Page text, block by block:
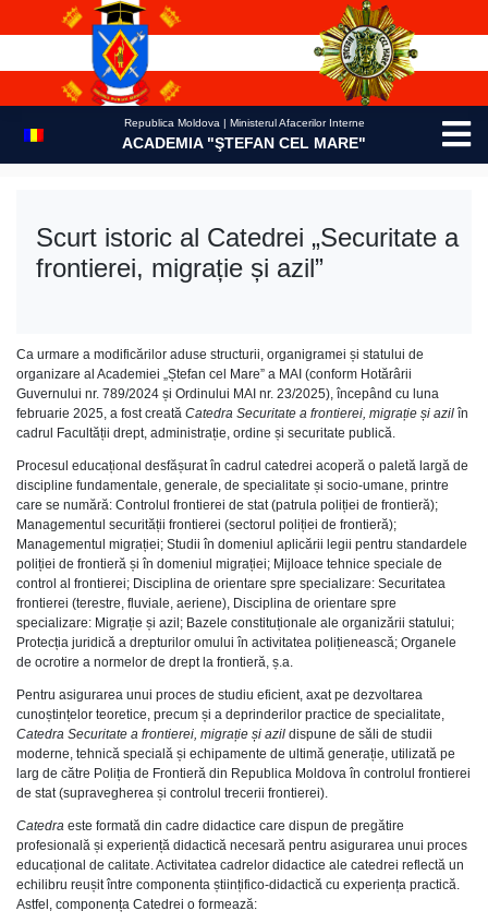
Republica Moldova | Ministerul Afacerilor Interne
ACADEMIA "ŞTEFAN CEL MARE"
Scurt istoric al Catedrei „Securitate a
frontierei, migrație și azil”
Ca urmare a modificărilor aduse structurii, organigramei și statului de
organizare al Academiei „Ștefan cel Mare” a MAI (conform Hotărârii
Guvernului nr. 789/2024 și Ordinului MAI nr. 23/2025), începând cu luna
februarie 2025, a fost creată Catedra Securitate a frontierei, migrație și azil în
cadrul Facultății drept, administrație, ordine și securitate publică.
Procesul educațional desfășurat în cadrul catedrei acoperă o paletă largă de
discipline fundamentale, generale, de specialitate și socio-umane, printre
care se numără: Controlul frontierei de stat (patrula poliției de frontieră);
Managementul securității frontierei (sectorul poliției de frontieră);
Managementul migrației; Studii în domeniul aplicării legii pentru standardele
poliției de frontieră și în domeniul migrației; Mijloace tehnice speciale de
control al frontierei; Disciplina de orientare spre specializare: Securitatea
frontierei (terestre, fluviale, aeriene), Disciplina de orientare spre
specializare: Migrație și azil; Bazele constituționale ale organizării statului;
Protecția juridică a drepturilor omului în activitatea polițienească; Organele
de ocrotire a normelor de drept la frontieră, ș.a.
Pentru asigurarea unui proces de studiu eficient, axat pe dezvoltarea
cunoștințelor teoretice, precum și a deprinderilor practice de specialitate,
Catedra Securitate a frontierei, migrație și azil dispune de săli de studii
moderne, tehnică specială și echipamente de ultimă generație, utilizată pe
larg de către Poliția de Frontieră din Republica Moldova în controlul frontierei
de stat (supravegherea și controlul trecerii frontierei).
Catedra este formată din cadre didactice care dispun de pregătire
profesională și experiență didactică necesară pentru asigurarea unui proces
educațional de calitate. Activitatea cadrelor didactice ale catedrei reflectă un
echilibru reușit între componenta științifico-didactică cu experiența practică.
Astfel, componența Catedrei o formează: